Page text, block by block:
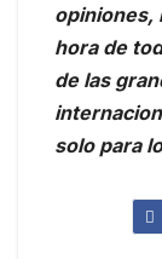
opiniones,
hora de
de las
solo para